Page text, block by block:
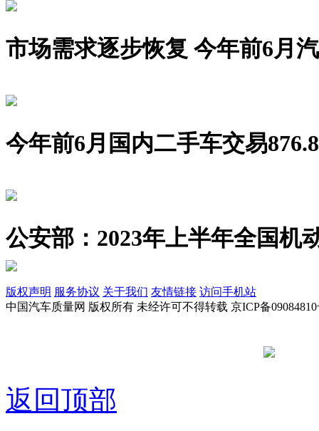
市场需求逐步恢复 今年前6月
今年前6月国内二手车交易
公安部：2023年上半年全国机
版权声明 服务协议 关于我们 友情链接 访问手机站
中国汽车质量网 版权所有 未经许可不得转载 京ICP备09084810
返回顶部